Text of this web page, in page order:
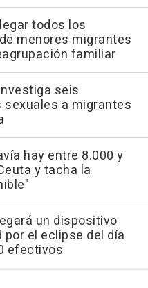
todos los
menores migrantes
familiar
seis
a migrantes
hay entre 8.000 y
y tacha la
un dispositivo
el eclipse del día
efectivos